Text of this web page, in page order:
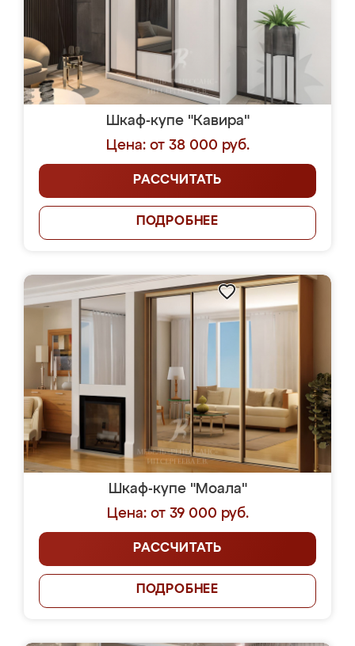
Шкаф-купе "Кавира"
Цена: от 38 000 руб.
РАССЧИТАТЬ
ПОДРОБНЕЕ
Шкаф-купе "Моала"
Цена: от 39 000 руб.
РАССЧИТАТЬ
ПОДРОБНЕЕ